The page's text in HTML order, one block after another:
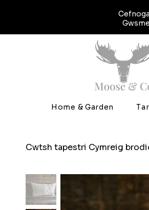
Home & Garden
Cwtsh tapestri Cymreig